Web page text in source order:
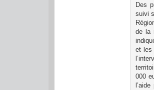
Des
suivi
de la
et les
000